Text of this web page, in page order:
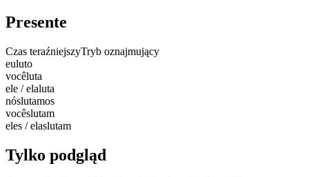
Presente
Czas teraźniejszyTryb oznajmujący
euluto
vocêluta
ele / elaluta
nóslutamos
vocêslutam
eles / elaslutam
Tylko podgląd